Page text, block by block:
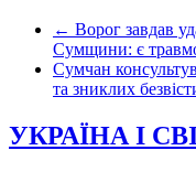
← Ворог завдав
Сумщини: є
Сумчан
та зниклих
УКРАЇНА І